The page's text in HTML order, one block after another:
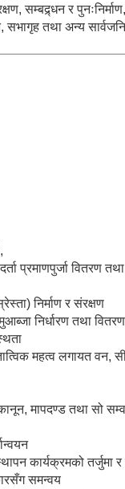
सम्बद्र्धन र पुनःनिर्माण,
तथा अन्य
प्रमाणपुर्जा वितरण
निर्माण र संरक्षण
निर्धारण तथा
महत्व लगायत वन,
मापदण्ड तथा सो
कार्यक्रमको तर्जुमा र
समन्वय